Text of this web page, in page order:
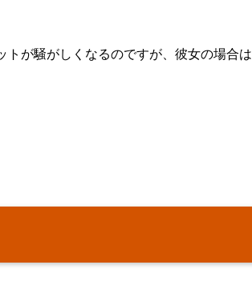
トが騒がしくなるのですが、彼女の場合は